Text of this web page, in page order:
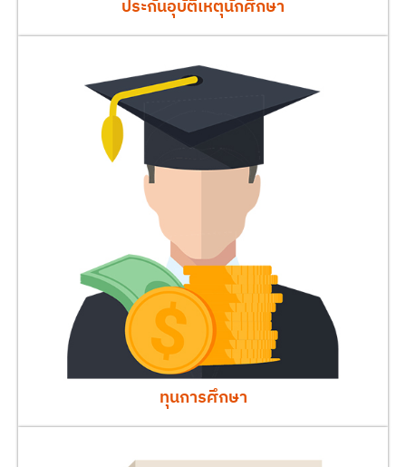
ประกันอุบัติเหตุนักศึกษา
ทุนการศึกษา